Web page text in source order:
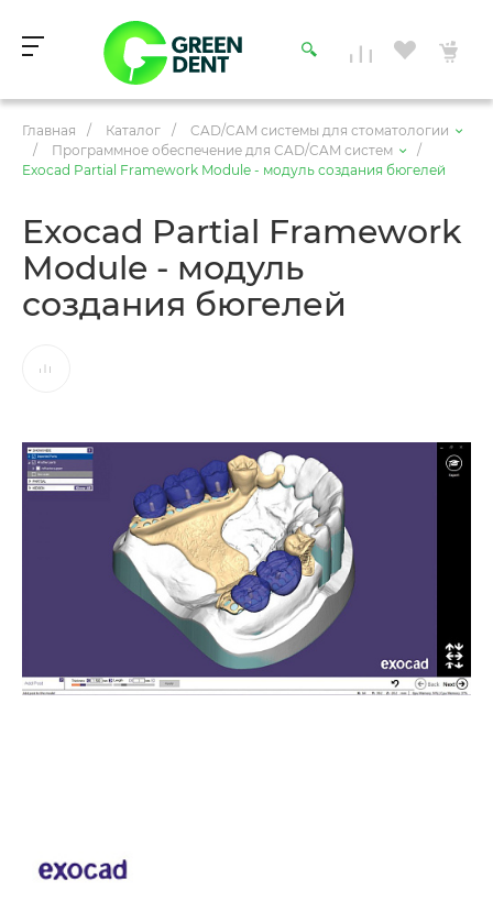
Главная / Каталог /
CAD/CAM системы для стоматологии
/
Программное обеспечение для CAD/CAM систем
/
Exocad Partial Framework Module - модуль создания бюгелей
Exocad Partial Framework
Module - модуль
создания бюгелей